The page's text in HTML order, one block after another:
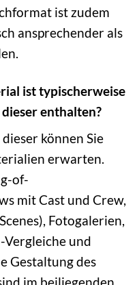
ist zudem
ansprechender als
ist typischerweise
enthalten?
können Sie
erwarten.
of-
mit Cast und Crew,
Fotogalerien,
und
Gestaltung des